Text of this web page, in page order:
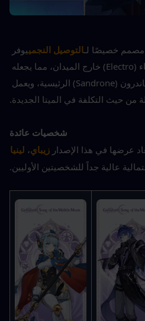
مصمم خصيصًا لـالتوصيل النجمي
من حيث التكلفة في الميتا الجديدة.
شخصيات عائدة
عرضها في هذا الإصدار زيباي، لينيا
عالية جداً للشخصيتين الأوليين.